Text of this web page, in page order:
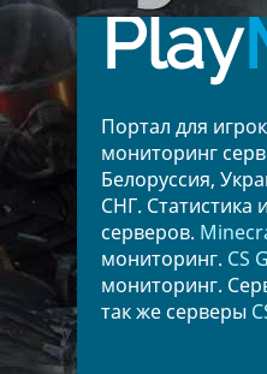
Play
Портал для
мониторинг
Белоруссия,
СНГ. Статистика
серверов.
мониторинг. CS
мониторинг.
так же серверы